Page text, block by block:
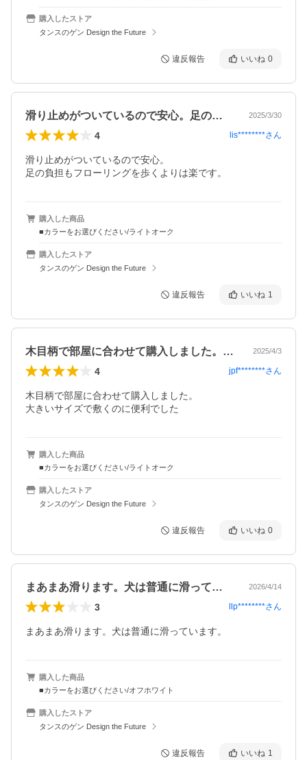
購入したストア
タンスのゲン Design the Future
違反報告 いいね 0
滑り止めがついているので安心。足の負担… 2025/3/30
4 lis********さん
滑り止めがついているので安心。
足の負担もフローリングを歩くよりは楽です。
購入した商品
■カラーをお選びください/ライトオーク
購入したストア
タンスのゲン Design the Future
違反報告 いいね 1
木目柄で部屋に合わせて購入しました。大… 2025/4/3
4 jpf********さん
木目柄で部屋に合わせて購入しました。
購入した商品
■カラーをお選びください/ライトオーク
購入したストア
タンスのゲン Design the Future
違反報告 いいね 0
まあまあ滑ります。犬は普通に滑っていま… 2026/4/14
3 llp********さん
まあまあ滑ります。犬は普通に滑っています。
購入した商品
■カラーをお選びください/オフホワイト
購入したストア
タンスのゲン Design the Future
違反報告 いいね 1